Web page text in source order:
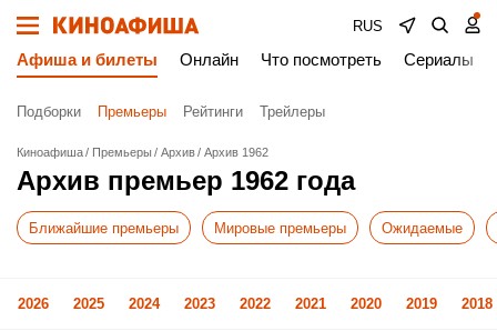
RUS
Афиша и билеты Онлайн Что посмотреть Сериалы
Подборки Премьеры Рейтинги Трейлеры
Киноафиша Премьеры Архив Архив 1962
Архив премьер 1962 года
Ближайшие премьеры Мировые премьеры Ожидаемые
2026 2025 2024 2023 2022 2021 2020 2019 2018